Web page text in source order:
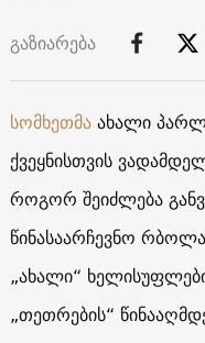
გაზიარება
სომხეთმაახალი
ქვეყნისთვის
როგორ შეიძლება
წინასაარჩევნო
„ახალი“
„თეთრების“